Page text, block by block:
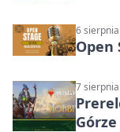
6
Open
7
Górze